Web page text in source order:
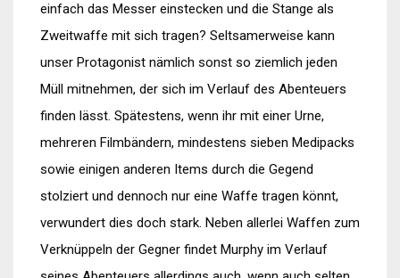
einfach das Messer einstecken und die Stange als
Zweitwaffe mit sich tragen? Seltsamerweise kann
unser Protagonist nämlich sonst so ziemlich jeden
Müll mitnehmen, der sich im Verlauf des Abenteuers
finden lässt. Spätestens, wenn ihr mit einer Urne,
mehreren Filmbändern, mindestens sieben Medipacks
sowie einigen anderen Items durch die Gegend
stolziert und dennoch nur eine Waffe tragen könnt,
verwundert dies doch stark. Neben allerlei Waffen zum
Verknüppeln der Gegner findet Murphy im Verlauf